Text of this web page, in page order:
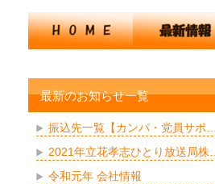
最新のお知らせ一覧
振込先一覧【カンパ・党員サポ…
2021年立花孝志ひとり放送局株…
令和元年 会社情報